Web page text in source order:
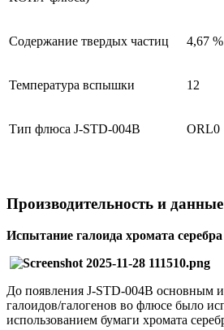
Содержание твердых частиц 4,67 %
Температура вспышки 12
Тип флюса J-STD-004B ORL0
Производительность и данные
Испытание галоида хромата серебра
До появления J-STD-004B основным
галоидов/галогенов во флюсе было
использованием бумаги хромата